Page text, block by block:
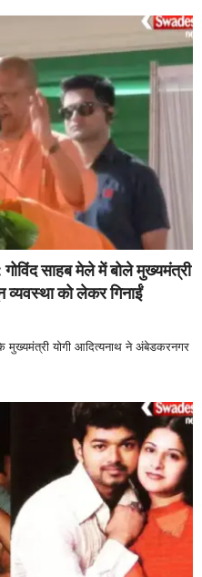
साहब मेले में बोले मुख्यमंत्री
को लेकर गिनाईं
योगी आदित्यनाथ ने अंबेडकरनगर